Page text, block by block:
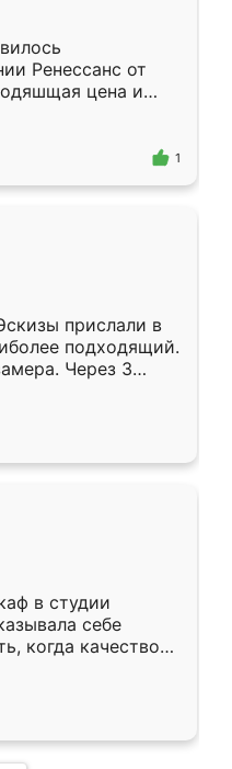
Ренессанс от
цена и
Приехавший
самый
1
прислали в
подходящий.
Через 3
Остались
Ренессанс
в студии
себе
когда качеством
кухня уже почти